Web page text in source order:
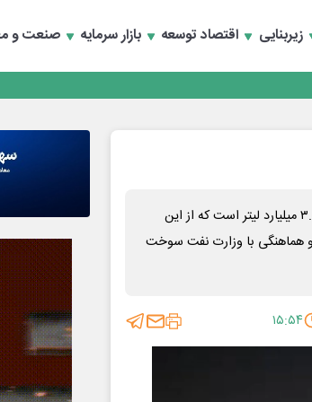
زیربنایی اقتصاد توسعه بازار سرمایه صنعت و
انرژی‌های نو و تجدیدپذیر با حضور استاندار اصفهان
معاون وزیر نیرو گفت: ظرفیت مخازن سوخت مایع نیروگاهی ۳.۸ میلیارد لیتر است که از این
و هماهنگی با وزارت نفت سوخت
۱۵:۵۴